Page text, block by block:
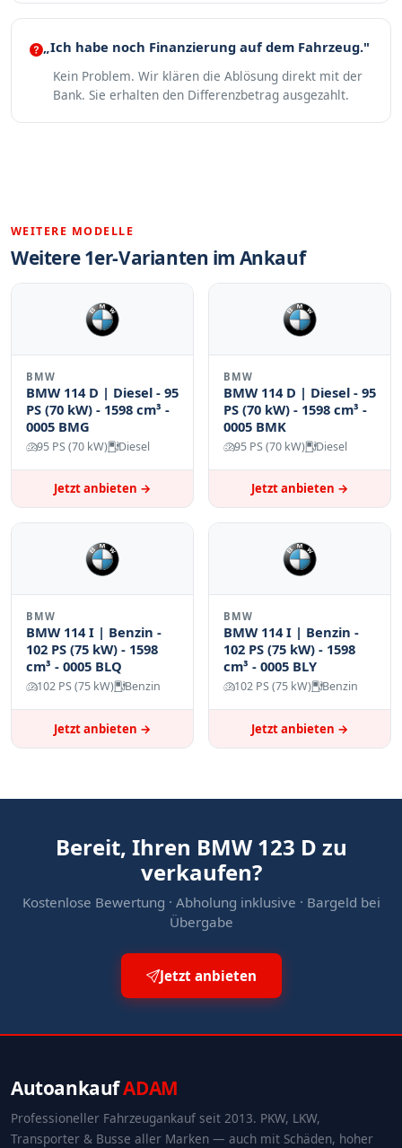
„Ich habe noch Finanzierung auf dem Fahrzeug."
Kein Problem. Wir klären die Ablösung direkt mit der
Bank. Sie erhalten den Differenzbetrag ausgezahlt.
WEITERE MODELLE
Weitere 1er-Varianten im Ankauf
BMW
BMW 114 D | Diesel - 95
PS (70 kW) - 1598 cm³ -
0005 BMG
95 PS (70 kW) Diesel
Jetzt anbieten →
BMW
BMW 114 D | Diesel - 95
PS (70 kW) - 1598 cm³ -
0005 BMK
95 PS (70 kW) Diesel
Jetzt anbieten →
BMW
BMW 114 I | Benzin -
102 PS (75 kW) - 1598
cm³ - 0005 BLQ
102 PS (75 kW) Benzin
Jetzt anbieten →
BMW
BMW 114 I | Benzin -
102 PS (75 kW) - 1598
cm³ - 0005 BLY
102 PS (75 kW) Benzin
Jetzt anbieten →
Bereit, Ihren BMW 123 D zu
verkaufen?
Kostenlose Bewertung · Abholung inklusive · Bargeld bei
Übergabe
Jetzt anbieten
AutoankaufADAM
Professioneller Fahrzeugankauf seit 2013. PKW, LKW,
Transporter & Busse aller Marken — auch mit Schäden, hoher